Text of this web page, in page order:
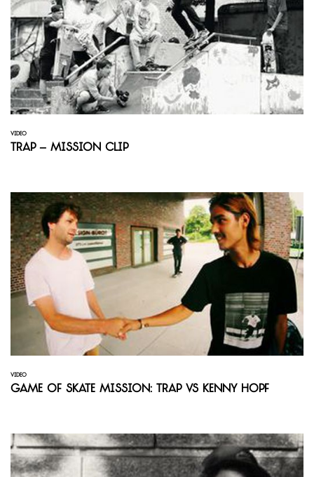
VIDEO
Trap – Mission Clip
VIDEO
Game of Skate Mission: Trap vs Kenny Hopf